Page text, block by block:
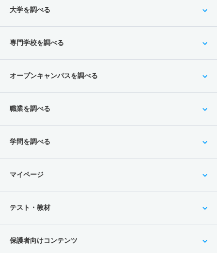
大学を調べる
専門学校を調べる
オープンキャンパスを調べる
職業を調べる
学問を調べる
マイページ
テスト・教材
保護者向けコンテンツ